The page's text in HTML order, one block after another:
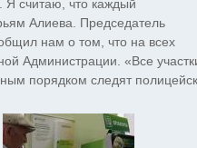
Я считаю, что каждый
Алиева. Председатель
нам о том, что на всех
Администрации. «Все
порядком следят